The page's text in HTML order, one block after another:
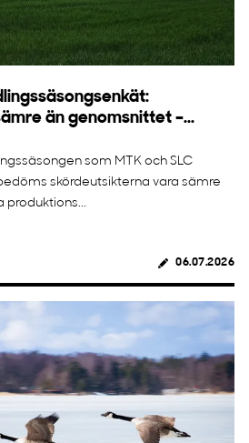
än genomsnittet –...
som MTK och SLC
skördeutsikterna vara sämre
produktions...
06.07.2026